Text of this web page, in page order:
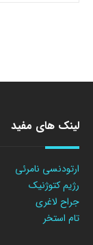
لینک های مفید
ارتودنسی نامرئی
رژیم کتوژنیک
جراح لاغری
تام استخر